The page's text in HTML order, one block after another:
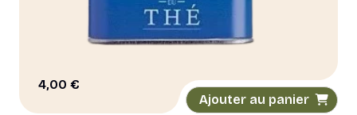
4,00 €
Ajouter au panier